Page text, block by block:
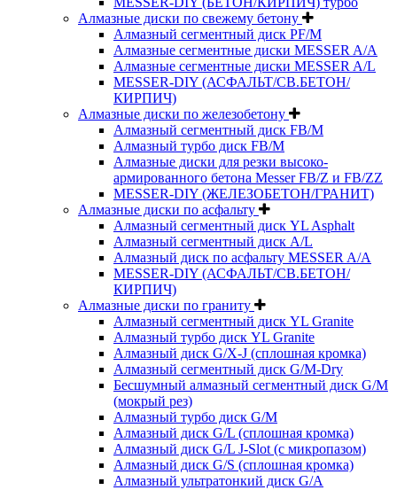
Алмазные диски по свежему бетону
Алмазный сегментный диск PF/M
Алмазные сегментные диски MESSER A/A
Алмазные сегментные диски MESSER A/L
MESSER-DIY (АСФАЛЬТ/СВ.БЕТОН/
КИРПИЧ)
Алмазные диски по железобетону
Алмазный сегментный диск FB/M
Алмазный турбо диск FB/M
Алмазные диски для резки высоко-
армированного бетона Messer FB/Z и FB/ZZ
MESSER-DIY (ЖЕЛЕЗОБЕТОН/ГРАНИТ)
Алмазные диски по асфальту
Алмазный сегментный диск YL Asphalt
Алмазный сегментный диск A/L
Алмазный диск по асфальту MESSER A/A
MESSER-DIY (АСФАЛЬТ/СВ.БЕТОН/
КИРПИЧ)
Алмазные диски по граниту
Алмазный сегментный диск YL Granite
Алмазный турбо диск YL Granite
Алмазный диск G/X-J (сплошная кромка)
Алмазный сегментный диск G/M-Dry
Бесшумный алмазный сегментный диск G/M
(мокрый рез)
Алмазный турбо диск G/M
Алмазный диск G/L (сплошная кромка)
Алмазный диск G/L J-Slot (с микропазом)
Алмазный диск G/S (сплошная кромка)
Алмазный ультратонкий диск G/A